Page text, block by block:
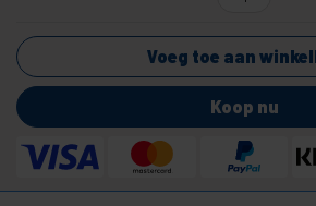
Voeg toe aan
Koop nu